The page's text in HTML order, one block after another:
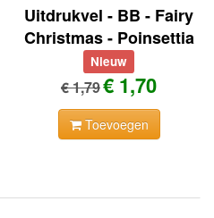
Uitdrukvel - BB - Fairy
Christmas - Poinsettia
Nieuw
€ 1,79€ 1,70
Toevoegen